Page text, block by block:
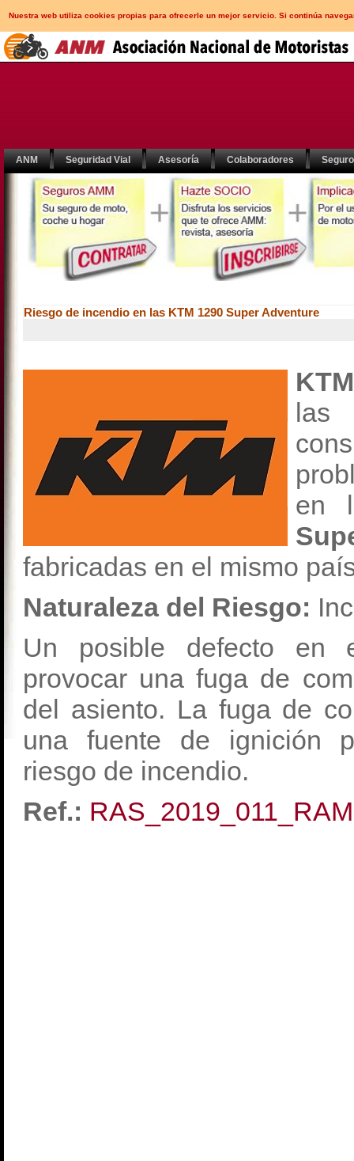
Nuestra web utiliza cookies propias para ofrecerle un mejor servicio. Si continúa
ANM Seguridad Vial Asesoría Colaboradores
Riesgo de incendio en las KTM 1290 Super Adventure
KTM
las
en
fabricadas en el mismo
Naturaleza del Riesgo:
Un posible defecto en
provocar una fuga de
del asiento. La fuga de
una fuente de ignición
riesgo de incendio.
Ref.: RAS_2019_011_RAM